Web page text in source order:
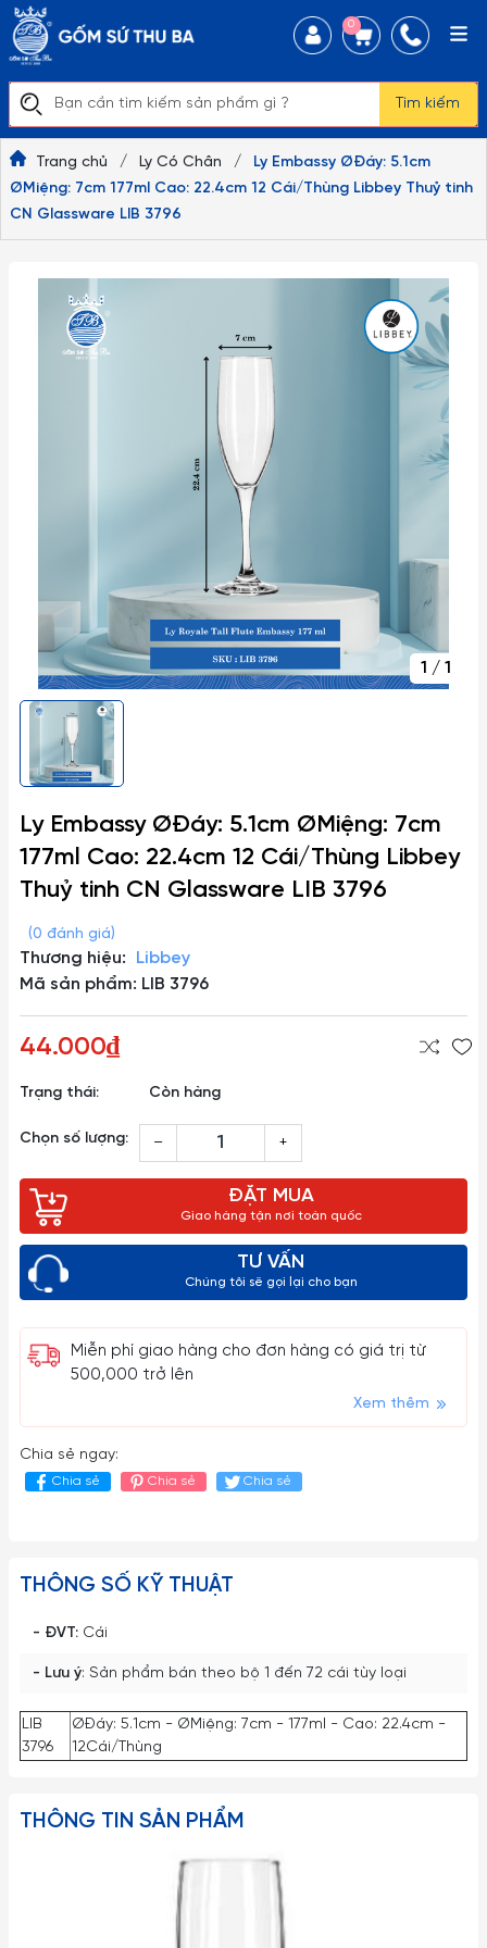
Tìm kiếm
0
Trang chủ / Ly Có Chân /
Ly Embassy ØĐáy: 5.1cm
ØMiệng: 7cm 177ml Cao: 22.4cm 12 Cái/Thùng Libbey Thuỷ tinh
CN Glassware LIB 3796
1 / 1
Ly Embassy ØĐáy: 5.1cm ØMiệng: 7cm
177ml Cao: 22.4cm 12 Cái/Thùng Libbey
Thuỷ tinh CN Glassware LIB 3796
(0 đánh giá)
Thương hiệu:
Libbey
Mã sản phẩm: LIB 3796
44.000₫
Trạng thái: Còn hàng
Chọn số lượng: – +
ĐẶT MUA
Giao hàng tận nơi toàn quốc
TƯ VẤN
Chúng tôi sẽ gọi lại cho bạn
Miễn phí giao hàng cho đơn hàng có giá trị từ
500,000 trở lên
Xem thêm
Chia sẻ ngay:
Chia sẻ Chia sẻ Chia sẻ
THÔNG SỐ KỸ THUẬT
- ĐVT: Cái
- Lưu ý: Sản phẩm bán theo bộ 1 đến 72 cái tùy loại
LIB
3796
ØĐáy: 5.1cm - ØMiệng: 7cm - 177ml - Cao: 22.4cm -
12Cái/Thùng
THÔNG TIN SẢN PHẨM